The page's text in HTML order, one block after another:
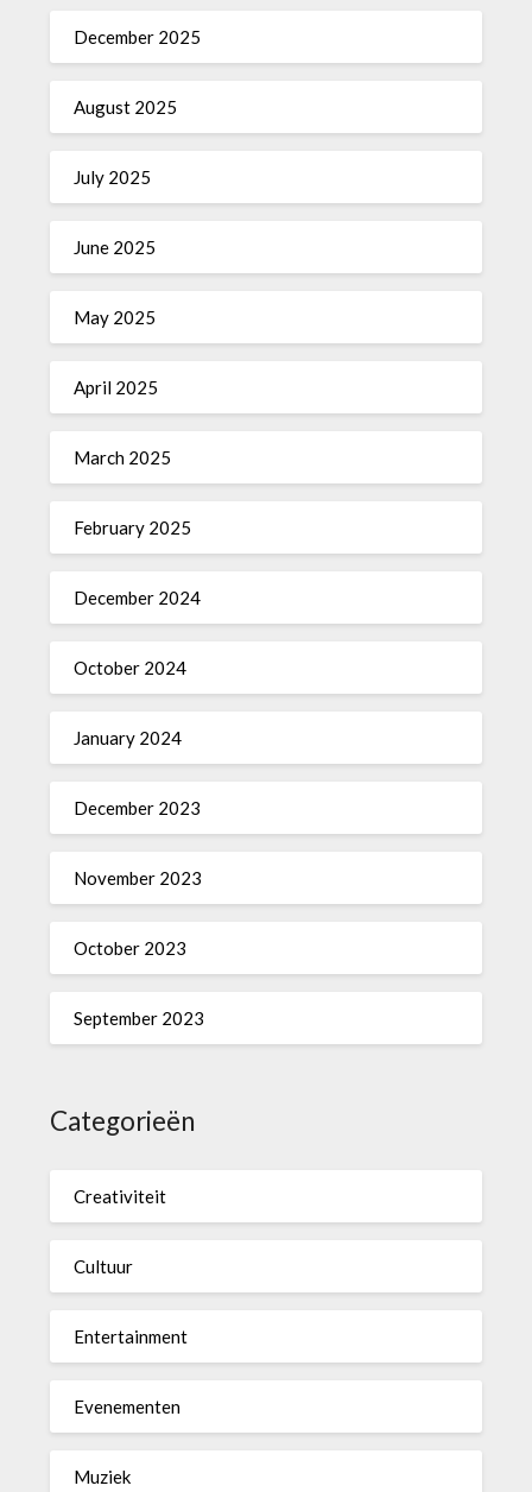
December 2025
August 2025
July 2025
June 2025
May 2025
April 2025
March 2025
February 2025
December 2024
October 2024
January 2024
December 2023
November 2023
October 2023
September 2023
Categorieën
Creativiteit
Cultuur
Entertainment
Evenementen
Muziek